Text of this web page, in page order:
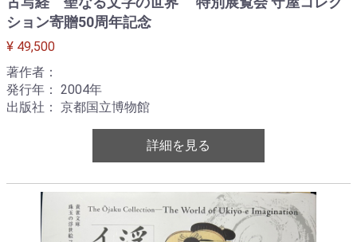
ション寄贈50周年記念
¥ 49,500
著作者：
発行年： 2004年
出版社： 京都国立博物館
詳細を見る